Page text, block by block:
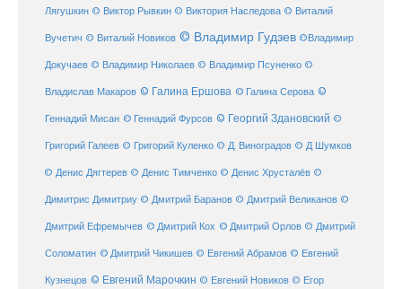
Лягушкин © Виктор Рывкин © Виктория Наследова © Виталий
Вучетич © Виталий Новиков © Владимир Гудзев ©Владимир
Докучаев © Владимир Николаев © Владимир Псуненко ©
Владислав Макаров © Галина Ершова © Галина Серова ©
Геннадий Мисан © Геннадий Фурсов © Георгий Здановский ©
Григорий Галеев © Григорий Куленко © Д. Виноградов © Д Шумков
© Денис Дягтерев © Денис Тимченко © Денис Хрусталёв ©
Димитрис Димитриу © Дмитрий Баранов © Дмитрий Великанов ©
Дмитрий Ефремычев © Дмитрий Кох © Дмитрий Орлов © Дмитрий
Соломатин © Дмитрий Чикишев © Евгений Абрамов © Евгений
Кузнецов © Евгений Марочкин © Евгений Новиков © Егор